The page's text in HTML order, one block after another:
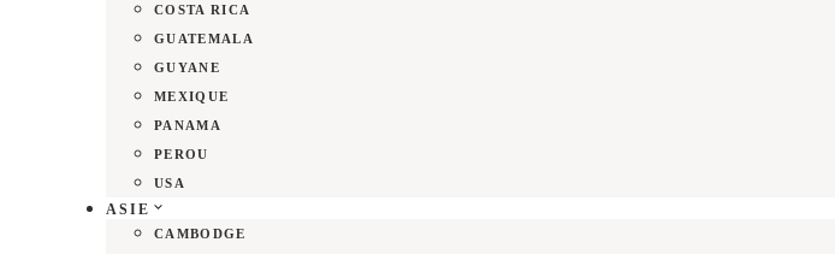
COSTA RICA
GUATEMALA
GUYANE
MEXIQUE
PANAMA
PEROU
USA
ASIE
CAMBODGE